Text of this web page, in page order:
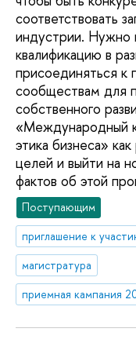
соответствовать
индустрии. Нужно
квалификацию в
присоединяться к
сообществам для
собственного
«Международный
этика бизнеса»
целей и выйти на
фактов об этой
Поступающим
приглашение к
магистратура
приемная кампания